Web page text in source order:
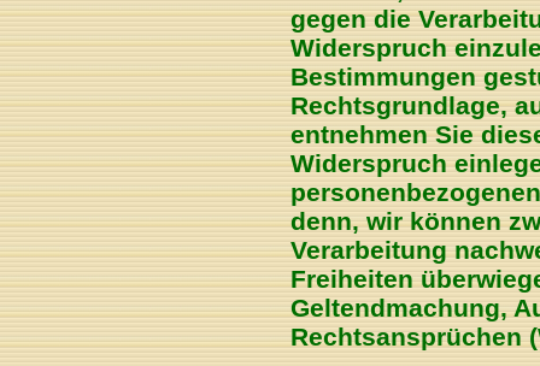
gegen die
Widerspruch
Bestimmungen
Rechtsgrundlage,
entnehmen Sie
Widerspruch
denn, wir können
Verarbeitung
Freiheiten
Geltendmachung,
Rechtsansprüchen